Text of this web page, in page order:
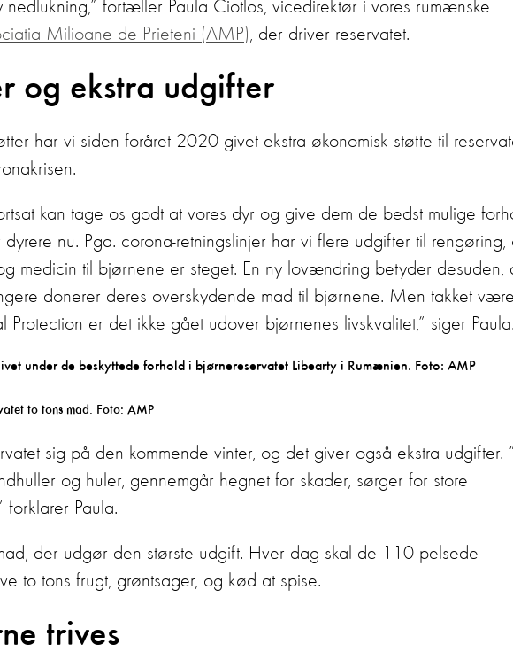
nedlukning,” fortæller Paula Ciotlos, vicedirektør i vores rumænske
Milioane de Prieteni (AMP), der driver reservatet.
og ekstra udgifter
har vi siden foråret 2020 givet ekstra økonomisk støtte til
kan tage os godt at vores dyr og give dem de bedst mulige
nu. Pga. corona-retningslinjer har vi flere udgifter til rengøring,
medicin til bjørnene er steget. En ny lovændring betyder desuden,
donerer deres overskydende mad til bjørnene. Men takket
Protection er det ikke gået udover bjørnenes livskvalitet,” siger
to tons mad. Foto: AMP
sig på den kommende vinter, og det giver også ekstra udgifter.
og huler, gennemgår hegnet for skader, sørger for store
forklarer Paula.
der udgør den største udgift. Hver dag skal de 110 pelsede
to tons frugt, grøntsager, og kød at spise.
trives